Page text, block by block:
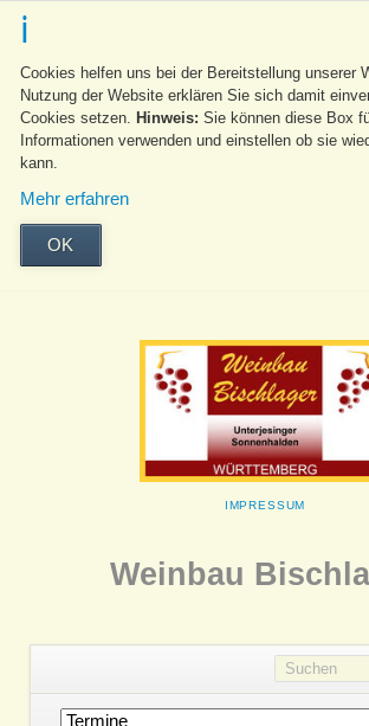
Cookies helfen uns bei der Bereitstellung unserer
Nutzung der Website erklären Sie sich damit
Cookies setzen. Hinweis: Sie können diese Box
Informationen verwenden und einstellen ob sie
kann.
Mehr erfahren
OK
NAVIGATION
IMPRESSUM
Weinbau
Navigation